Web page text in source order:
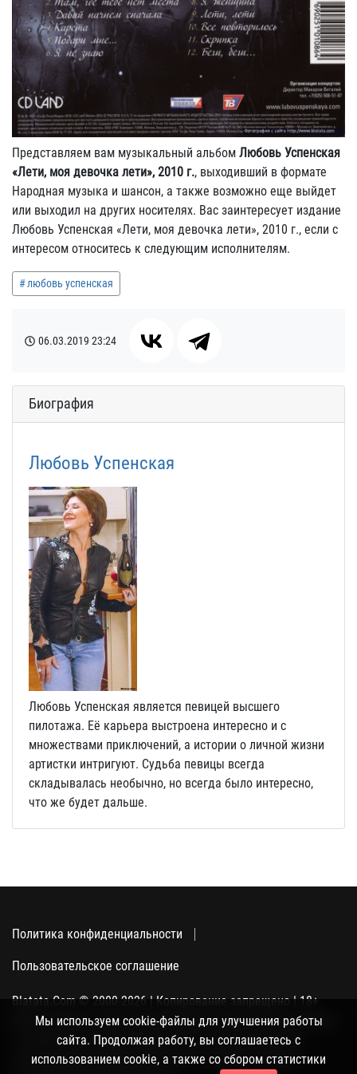
Представляем вам музыкальный альбом Любовь Успенская
«Лети, моя девочка лети», 2010 г., выходивший в формате
Народная музыка и шансон, а также возможно еще выйдет
или выходил на других носителях. Вас заинтересует издание
Любовь Успенская «Лети, моя девочка лети», 2010 г., если с
интересом относитесь к следующим исполнителям.
любовь успенская
06.03.2019 23:24
Биография
Любовь Успенская
Любовь Успенская является певицей высшего
пилотажа. Её карьера выстроена интересно и с
множествами приключений, а истории о личной жизни
артистки интригуют. Судьба певицы всегда
складывалась необычно, но всегда было интересно,
что же будет дальше.
Политика конфиденциальности
Пользовательское соглашение
Blatata.Com © 2000-2026 | Копирование запрещено | 18+
Использование сайта подразумевает ваше полное согласие
с политикой конфиденциальности, пользовательским
соглашением и поддержкой куки, а также со сбором
Мы используем cookie-файлы для улучшения работы
сайта. Продолжая работу, вы соглашаетесь с
использованием cookie, а также со сбором статистики